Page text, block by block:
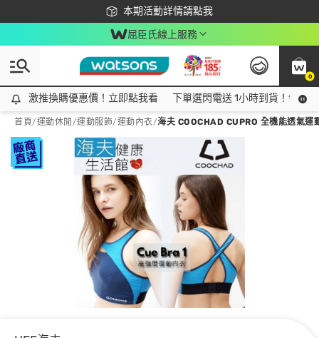
本期活動詳情請點我
下載app最高回饋$350
屈臣氏線上服務
0
激推換購優惠價！立即點我看
激推換購優惠價！立即點我看 下單選閃電送 1小時到貨！領神
首頁/運動休閒 /運動服飾/運動內衣/海夫 COOCHAD CUPRO 全機能透氣